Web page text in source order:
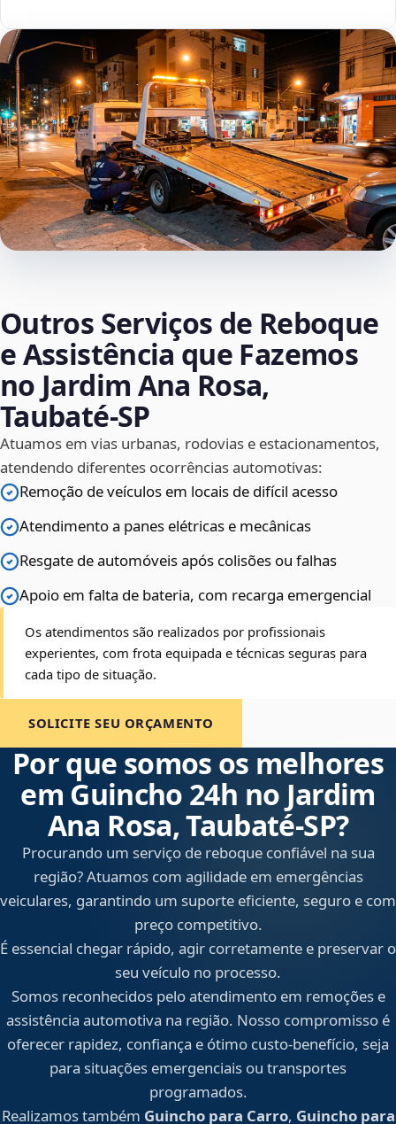
Outros Serviços de Reboque
e Assistência que Fazemos
no Jardim Ana Rosa,
Taubaté‑SP
Atuamos em vias urbanas, rodovias e estacionamentos,
atendendo diferentes ocorrências automotivas:
Remoção de veículos em locais de difícil acesso
Atendimento a panes elétricas e mecânicas
Resgate de automóveis após colisões ou falhas
Apoio em falta de bateria, com recarga emergencial
Os atendimentos são realizados por profissionais
experientes, com frota equipada e técnicas seguras para
cada tipo de situação.
SOLICITE SEU ORÇAMENTO
Por que somos os melhores
em Guincho 24h no Jardim
Ana Rosa, Taubaté‑SP?
Procurando um serviço de reboque confiável na sua
região? Atuamos com agilidade em emergências
veiculares, garantindo um suporte eficiente, seguro e com
preço competitivo.
É essencial chegar rápido, agir corretamente e preservar o
seu veículo no processo.
Somos reconhecidos pelo atendimento em remoções e
assistência automotiva na região. Nosso compromisso é
oferecer rapidez, confiança e ótimo custo-benefício, seja
para situações emergenciais ou transportes
programados.
Realizamos também Guincho para Carro, Guincho para